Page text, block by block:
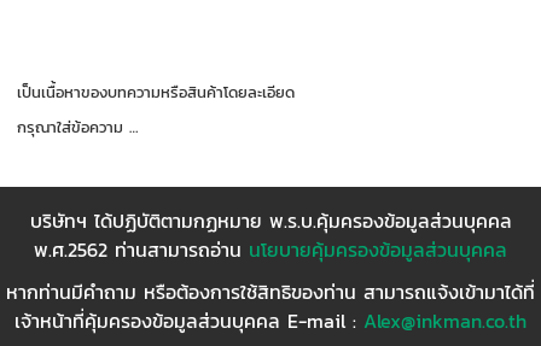
เป็นเนื้อหาของบทความหรือสินค้าโดยละเอียด
กรุณาใส่ข้อความ …
บริษัทฯ ได้ปฏิบัติตามกฏหมาย พ.ร.บ.คุ้มครองข้อมูลส่วนบุคคล
พ.ศ.2562 ท่านสามารถอ่าน นโยบายคุ้มครองข้อมูลส่วนบุคคล
หากท่านมีคำถาม หรือต้องการใช้สิทธิของท่าน สามารถแจ้งเข้ามาได้ที่
เจ้าหน้าที่คุ้มครองข้อมูลส่วนบุคคล E-mail : Alex@inkman.co.th